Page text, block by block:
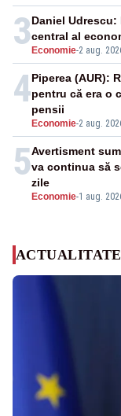
3 Economie-2 aug.
Daniel
central al
4
Economie-2 aug.
Piperea (AUR):
pentru că era o
pensii
5
Economie-1 aug.
Avertisment
va continua să
zile
ACTUALITATE